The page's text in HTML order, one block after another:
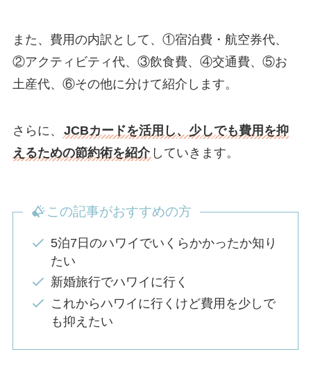
また、費用の内訳として、①宿泊費・航空券代、
②アクティビティ代、③飲食費、④交通費、⑤お
土産代、⑥その他に分けて紹介します。
さらに、
JCBカードを活用し、少しでも費用を抑
えるための節約術を紹介 していきます。
この記事がおすすめの方
5泊7日のハワイでいくらかかったか知り
たい
新婚旅行でハワイに行く
これからハワイに行くけど費用を少しで
も抑えたい